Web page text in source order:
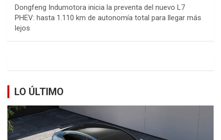
Dongfeng Indumotora inicia la preventa del nuevo L7
PHEV: hasta 1.110 km de autonomía total para llegar más
lejos
LO ÚLTIMO